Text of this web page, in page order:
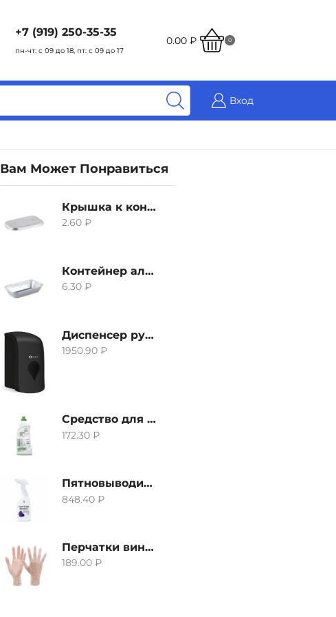
+7 (919) 250-35-35
пн-чт: с 09 до 18, пт: с 09 до 17
0.00 ₽ 0
Вход
Вам Может Понравиться
Крышка к контейнеру алюминиевого 380мл
2.60₽
Контейнер алюминиевый 380мл
6.30₽
Диспенсер ручной для жидкого мыла Grass IT-0638, черный
1950.90₽
Средство для удаления извести и ржавчины Grass Gloss-Gel, 500мл
172.30₽
Пятновыводитель Grass Hard Stain Remover, 600мл
848.40₽
Перчатки виниловые неопудренные CTP-BS, размер S
189.00₽